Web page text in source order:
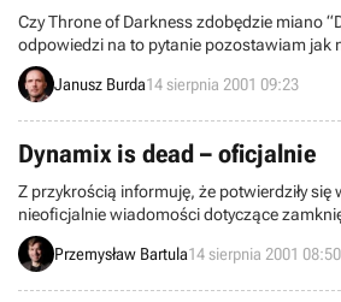
Czy Throne of Darkness zdobędzie miano “Diablo
odpowiedzi na to pytanie pozostawiam jak
zwłaszcza, iż za prawą dema gry, które
możecie na własne oczy przekonać się co
Janusz Burda14 sierpnia 2001 09:23
Dynamix is dead – oficjalnie
Z przykrością informuję, że potwierdziły się
nieoficjalnie wiadomości dotyczące
Alex Rodberg dyrektor firmy Sierra oficjalnie
stał się historią.
Przemysław Bartula14 sierpnia 2001 08:50